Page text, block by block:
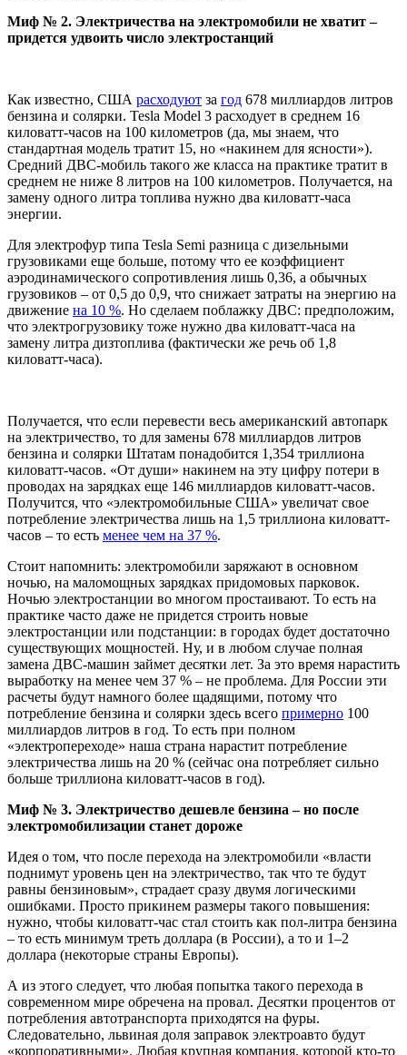
Миф № 2. Электричества на электромобили не хватит –
придется удвоить число электростанций
Как известно, США расходуют за год 678 миллиардов литров
бензина и солярки. Tesla Model 3 расходует в среднем 16
киловатт-часов на 100 километров (да, мы знаем, что
стандартная модель тратит 15, но «накинем для ясности»).
Средний ДВС-мобиль такого же класса на практике тратит в
среднем не ниже 8 литров на 100 километров. Получается, на
замену одного литра топлива нужно два киловатт-часа
энергии.
Для электрофур типа Tesla Semi разница с дизельными
грузовиками еще больше, потому что ее коэффициент
аэродинамического сопротивления лишь 0,36, а обычных
грузовиков – от 0,5 до 0,9, что снижает затраты на энергию на
движение на 10 %. Но сделаем поблажку ДВС: предположим,
что электрогрузовику тоже нужно два киловатт-часа на
замену литра дизтоплива (фактически же речь об 1,8
киловатт-часа).
Получается, что если перевести весь американский автопарк
на электричество, то для замены 678 миллиардов литров
бензина и солярки Штатам понадобится 1,354 триллиона
киловатт-часов. «От души» накинем на эту цифру потери в
проводах на зарядках еще 146 миллиардов киловатт-часов.
Получится, что «электромобильные США» увеличат свое
потребление электричества лишь на 1,5 триллиона киловатт-
часов – то есть менее чем на 37 %.
Стоит напомнить: электромобили заряжают в основном
ночью, на маломощных зарядках придомовых парковок.
Ночью электростанции во многом простаивают. То есть на
практике часто даже не придется строить новые
электростанции или подстанции: в городах будет достаточно
существующих мощностей. Ну, и в любом случае полная
замена ДВС-машин займет десятки лет. За это время нарастить
выработку на менее чем 37 % – не проблема. Для России эти
расчеты будут намного более щадящими, потому что
потребление бензина и солярки здесь всего примерно 100
миллиардов литров в год. То есть при полном
«электропереходе» наша страна нарастит потребление
электричества лишь на 20 % (сейчас она потребляет сильно
больше триллиона киловатт-часов в год).
Миф № 3. Электричество дешевле бензина – но после
электромобилизации станет дороже
Идея о том, что после перехода на электромобили «власти
поднимут уровень цен на электричество, так что те будут
равны бензиновым», страдает сразу двумя логическими
ошибками. Просто прикинем размеры такого повышения:
нужно, чтобы киловатт-час стал стоить как пол-литра бензина
– то есть минимум треть доллара (в России), а то и 1–2
доллара (некоторые страны Европы).
А из этого следует, что любая попытка такого перехода в
современном мире обречена на провал. Десятки процентов от
потребления автотранспорта приходятся на фуры.
Следовательно, львиная доля заправок электроавто будут
«корпоративными». Любая крупная компания, которой кто-то